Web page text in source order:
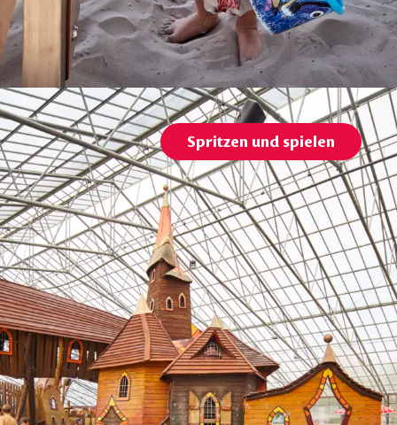
Spritzen und spielen